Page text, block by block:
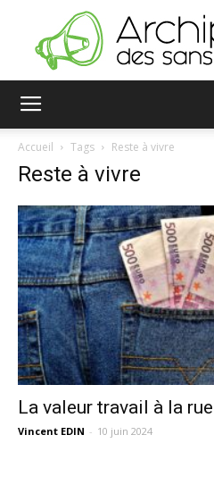
Accueil Tags Reste à vivre
Reste à vivre
La valeur travail à la
Vincent EDIN - 10 juin 2024